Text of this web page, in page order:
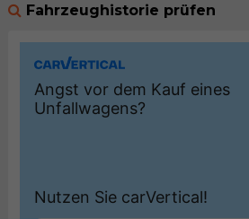
Fahrzeughistorie prüfen